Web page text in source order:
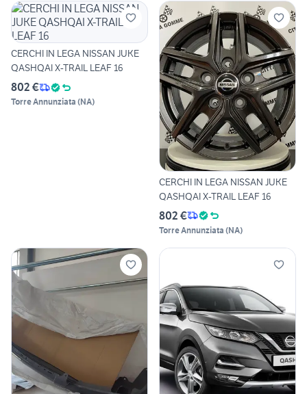
CERCHI IN LEGA NISSAN JUKE
QASHQAI X-TRAIL LEAF 16
802 €
Torre Annunziata (NA)
CERCHI IN LEGA NISSAN JUKE
QASHQAI X-TRAIL LEAF 16
802 €
Torre Annunziata (NA)